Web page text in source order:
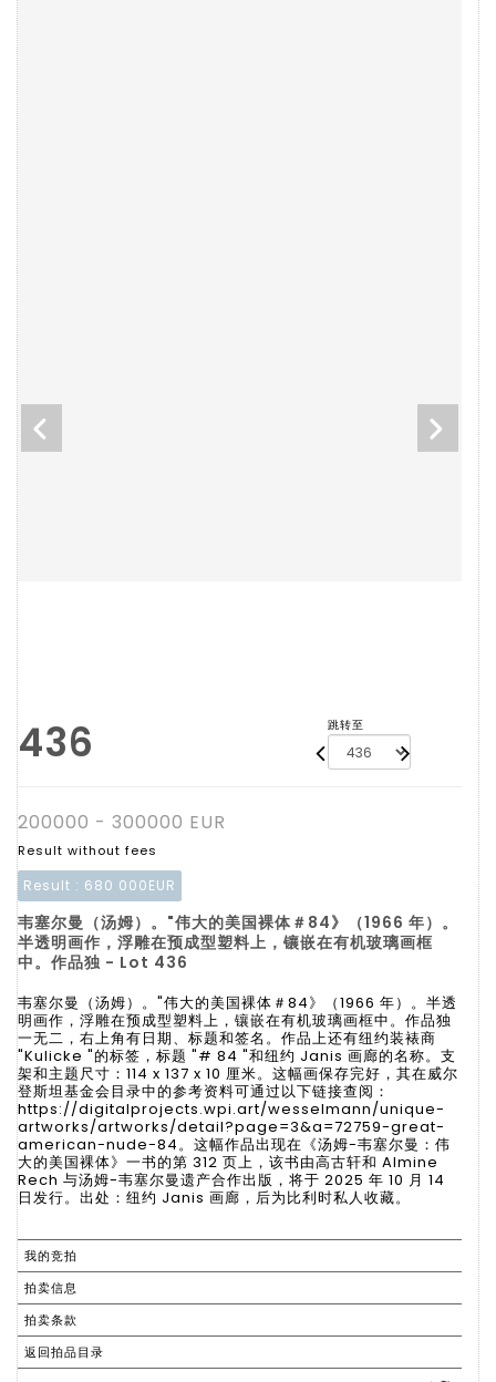
436 跳转至
200000 - 300000 EUR
Result without fees
Result : 680 000EUR
韦塞尔曼（汤姆）。"伟大的美国裸体＃84》（1966 年）。
半透明画作，浮雕在预成型塑料上，镶嵌在有机玻璃画框
中。作品独 - Lot 436
韦塞尔曼（汤姆）。"伟大的美国裸体＃84》（1966 年）。半透
明画作，浮雕在预成型塑料上，镶嵌在有机玻璃画框中。作品独
一无二，右上角有日期、标题和签名。作品上还有纽约装裱商
"Kulicke "的标签，标题 "# 84 "和纽约 Janis 画廊的名称。支
架和主题尺寸：114 x 137 x 10 厘米。这幅画保存完好，其在威尔
登斯坦基金会目录中的参考资料可通过以下链接查阅：
https://digitalprojects.wpi.art/wesselmann/unique-
artworks/artworks/detail?page=3&a=72759-great-
american-nude-84。这幅作品出现在《汤姆-韦塞尔曼：伟
大的美国裸体》一书的第 312 页上，该书由高古轩和 Almine
Rech 与汤姆-韦塞尔曼遗产合作出版，将于 2025 年 10 月 14
日发行。出处：纽约 Janis 画廊，后为比利时私人收藏。
我的竞拍
拍卖信息
拍卖条款
返回拍品目录